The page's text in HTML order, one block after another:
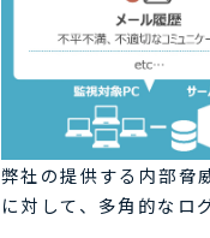
弊社の提供する内部脅
に対して、多角的なロ